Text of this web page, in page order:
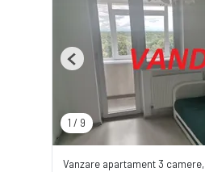
1 / 9
Previous
Vanzare apartament 3